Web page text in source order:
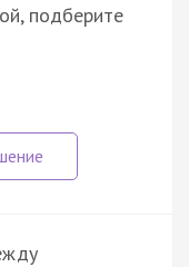
подберите